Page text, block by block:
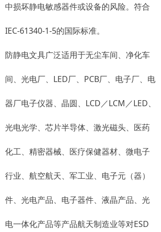
中损坏静电敏感器件或设备的风险。符合
IEC-61340-1-5的国际标准。
防静电文具广泛适用于无尘车间、净化车
间、光电厂、LED厂、PCB厂、电子厂、电
器厂电子仪器、晶圆、LCD／LCM／LED、
光电光学、芯片半导体、激光磁头、医药
化工、精密器械、医疗保健器材、微电子
行业、航空航天、军工业、电子元（器）
件、光电产品、电子器件、液晶产品、光
电一体化产品等产品航天制造业等对ESD